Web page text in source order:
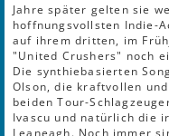
Jahre später gelten sie
hoffnungsvollsten Indie-
auf ihrem dritten, im
"United Crushers" noch
Die synthiebasierten
Olson, die kraftvollen
beiden Tour-
Ivascu und natürlich die
Leaneagh. Noch immer